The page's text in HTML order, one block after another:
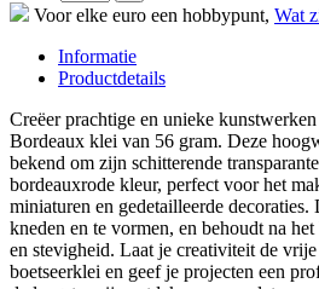
Voor elke euro een hobbypunt, Wat
Informatie
Productdetails
Creëer prachtige en unieke
Bordeaux klei van 56 gram. Deze
bekend om zijn schitterende
bordeauxrode kleur, perfect voor het
miniaturen en gedetailleerde
kneden en te vormen, en behoudt na
en stevigheid. Laat je creativiteit de
boetseerklei en geef je projecten een